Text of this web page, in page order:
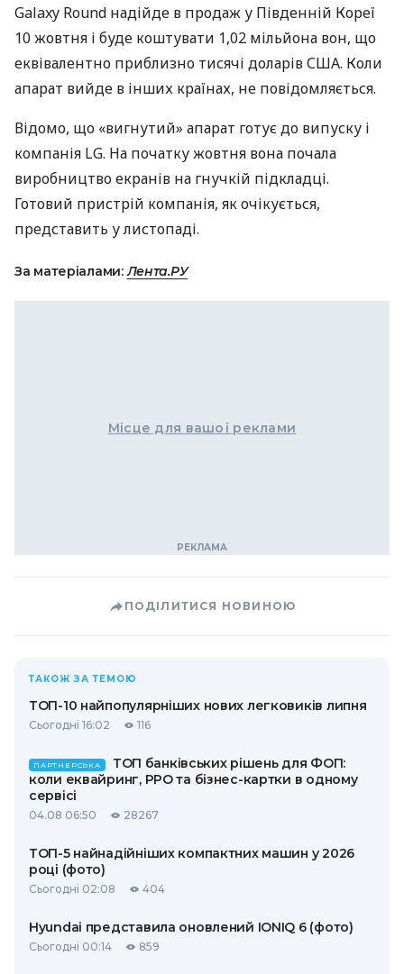
Galaxy Round надійде в продаж у Південній Кореї
10 жовтня і буде коштувати 1,02 мільйона вон, що
еквівалентно приблизно тисячі доларівСША. Коли
апарат вийде в інших країнах, не повідомляється.
Відомо, що «вигнутий» апарат готує до випуску і
компанія LG. На початку жовтня вона почала
виробництво екранів на гнучкій підкладці.
Готовий пристрій компанія, як очікується,
представить у листопаді.
За матеріалами:Лента.РУ
Місце для вашої реклами
ПОДІЛИТИСЯ НОВИНОЮ
ТАКОЖ ЗА ТЕМОЮ
ТОП-10 найпопулярніших нових легковиків липня
Сьогодні 16:02 116
ПАРТНЕРСЬКА
ТОП банківських рішень для ФОП:
коли еквайринг, РРО та бізнес-картки в одному
сервісі
04.08 06:50 28267
ТОП-5 найнадійніших компактних машин у 2026
році (фото)
Сьогодні 02:08 404
Hyundai представила оновлений IONIQ 6 (фото)
Сьогодні 00:14 859